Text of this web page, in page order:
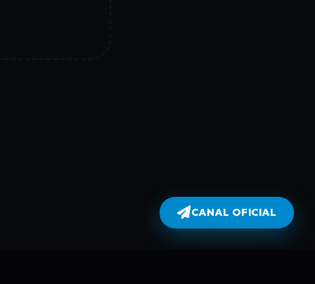
CANAL OFICIAL